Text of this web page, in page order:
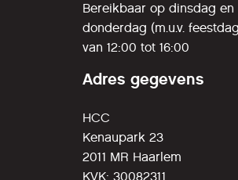
Bereikbaar op dinsdag en
donderdag (m.u.v.
van 12:00 tot 16:00
Adres gegevens
HCC
Kenaupark 23
2011 MR Haarlem
KVK: 30082311